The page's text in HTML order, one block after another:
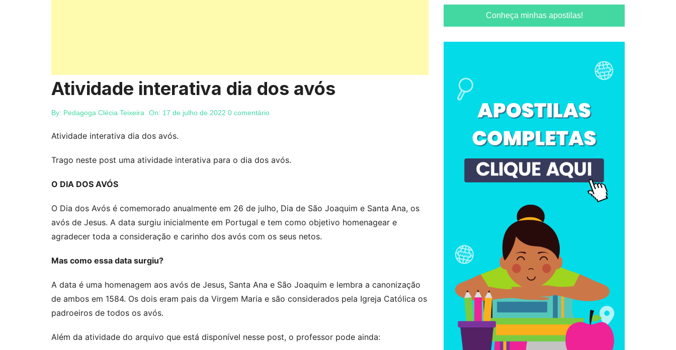
Atividade interativa dia dos avós
By: Pedagoga Clécia Teixeira On: 17 de julho de 2022 0 comentário
Atividade interativa dia dos avós.
Trago neste post uma atividade interativa para o dia dos avós.
O DIA DOS AVÓS
O Dia dos Avós é comemorado anualmente em 26 de julho, Dia de São Joaquim e Santa Ana, os
avós de Jesus. A data surgiu inicialmente em Portugal e tem como objetivo homenagear e
agradecer toda a consideração e carinho dos avós com os seus netos.
Mas como essa data surgiu?
A data é uma homenagem aos avós de Jesus, Santa Ana e São Joaquim e lembra a canonização
de ambos em 1584. Os dois eram pais da Virgem Maria e são considerados pela Igreja Católica os
padroeiros de todos os avós.
Além da atividade do arquivo que está disponível nesse post, o professor pode ainda:
Conheça minhas apostilas!